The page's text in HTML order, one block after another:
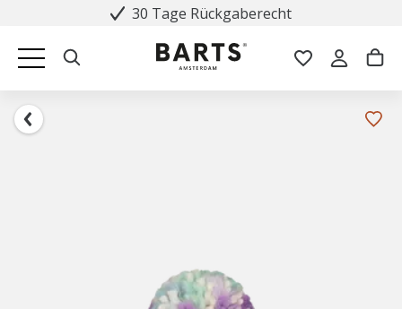
30 Tage Rückgaberecht